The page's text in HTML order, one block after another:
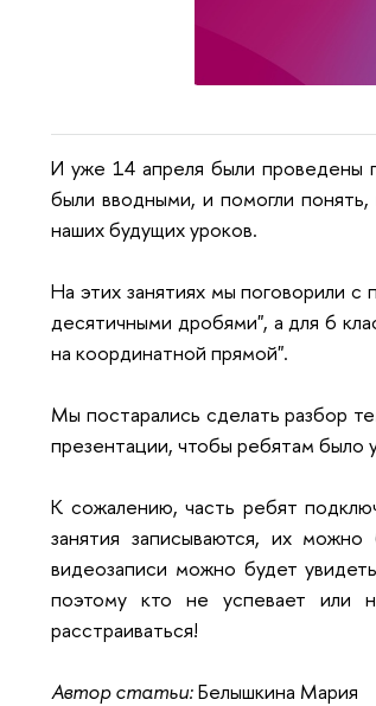
И уже 14 апреля были проведены
были вводными, и помогли
наших будущих уроков.
На этих занятиях мы поговорили
десятичными дробями", а для 6
на координатной прямой".
Мы постарались сделать разбор
презентации, чтобы ребятам было
К сожалению, часть ребят
занятия записываются, их
видеозаписи можно будет
поэтому кто не успевает или
расстраиваться!
Автор статьи:Белышкина Мария